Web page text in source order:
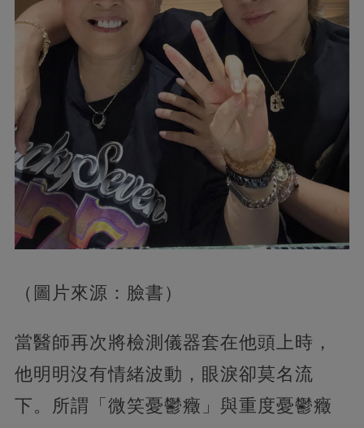
（圖片來源：臉書）
當醫師再次將檢測儀器套在他頭上時，
他明明沒有情緒波動，眼淚卻莫名流
下。所謂「微笑憂鬱癥」與重度憂鬱癥